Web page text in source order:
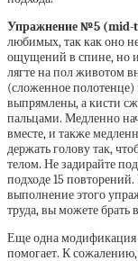
Упражнение №5 (mid-
любимых, так как оно
ощущений в спине, но
лягте на пол животом
(сложенное полотенце)
выпрямлены, а кисти
пальцами. Медленно
вместе, и также
держать голову так,
телом. Не задирайте
подходе 15
выполнение этого
труда, вы можете брать
Еще одна модификация
помогает. К